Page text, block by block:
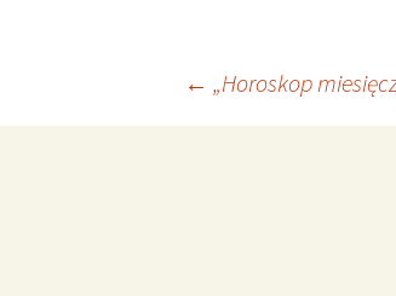
Nawigacja
← „Horoskop